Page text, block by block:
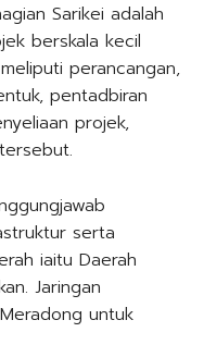
Sarikei adalah
berskala kecil
perancangan,
pentadbiran
projek,
serta
iaitu Daerah
Jaringan
untuk